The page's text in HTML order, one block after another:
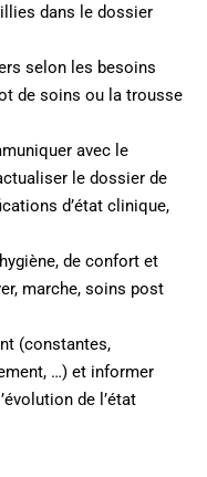
dans le dossier
selon les besoins
de soins ou la trousse
avec le
le dossier de
d’état clinique,
de confort et
marche, soins post
(constantes,
…) et informer
de l’état